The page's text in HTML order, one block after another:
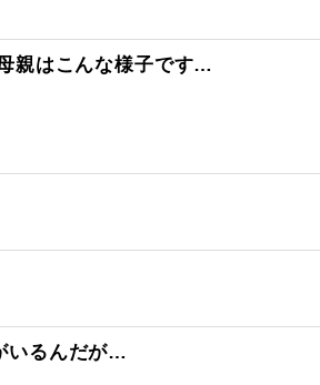
親はこんな様子です…
いるんだが…